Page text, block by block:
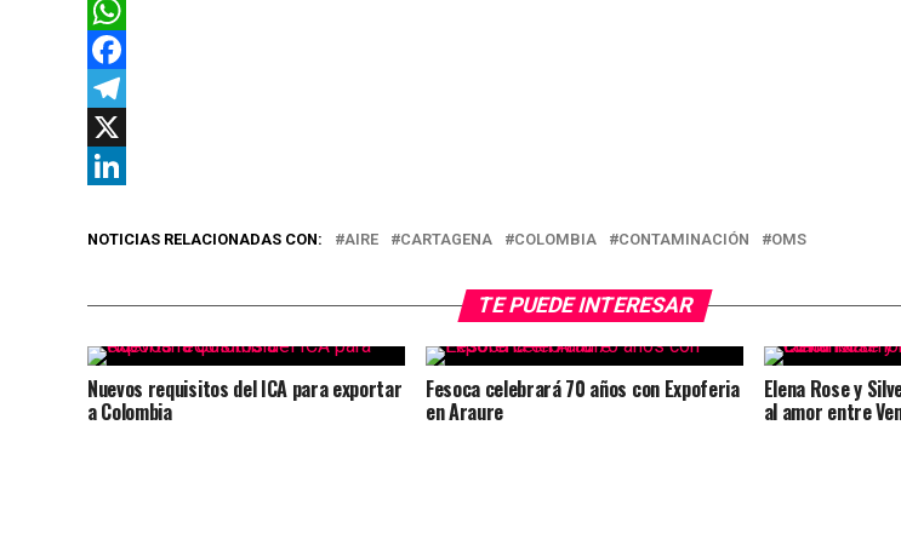
WhatsApp
Facebook
Telegram
X
NOTICIAS RELACIONADAS CON: AIRE CARTAGENA COLOMBIA CONTAMINACIÓN OMS
TE PUEDE INTERESAR
Nuevos requisitos del ICA para exportar
a Colombia
Fesoca celebrará 70 años con Expoferia
en Araure
Elena Rose y
al amor entre